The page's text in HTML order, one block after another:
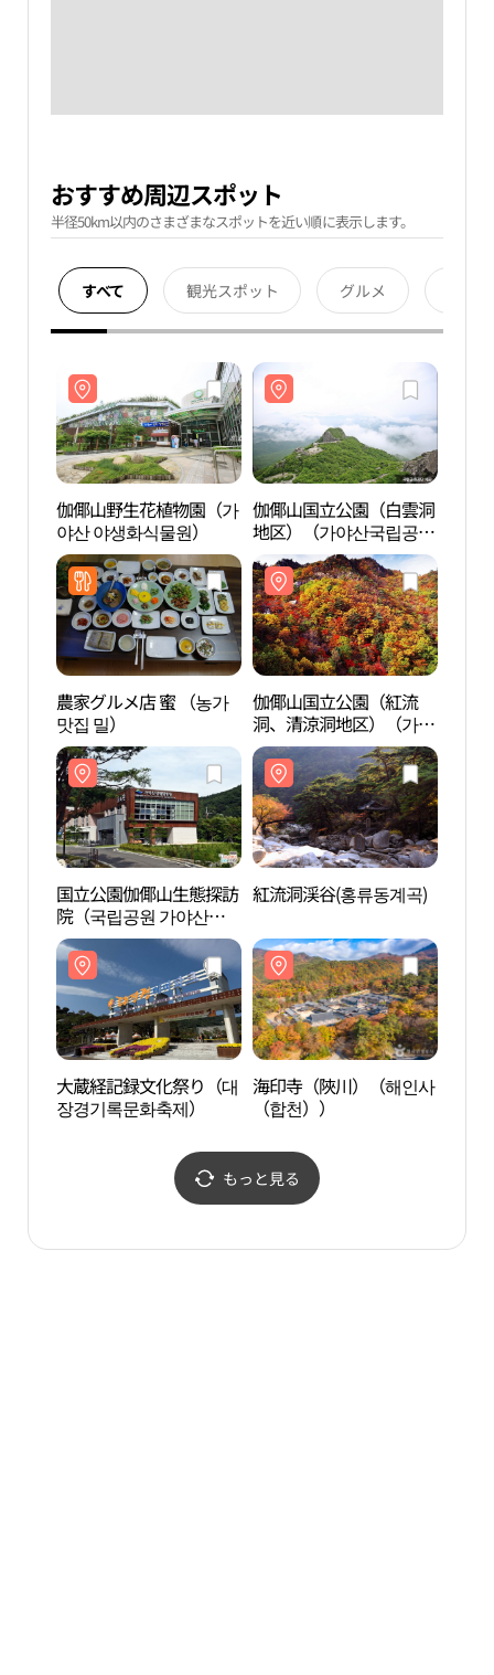
おすすめ周辺スポット
半径50km以内のさまざまなスポットを近い順に表示します。
すべて 観光スポット グルメ
伽倻山野生花植物園（가
야산 야생화식물원）
伽倻山国立公園（白雲洞
地区）（가야산국립공원
（백운동 지구））
農家グルメ店 蜜 （농가
맛집 밀）
伽倻山国立公園（紅流
洞、清涼洞地区）（가야
산국립공원（홍류동,청
량동지구））
国立公園伽倻山生態探訪
院（국립공원 가야산생
태탐방원）
紅流洞渓谷(홍류동계곡)
大蔵経記録文化祭り（대
장경기록문화축제）
海印寺（陜川）（해인사
（합천））
もっと見る